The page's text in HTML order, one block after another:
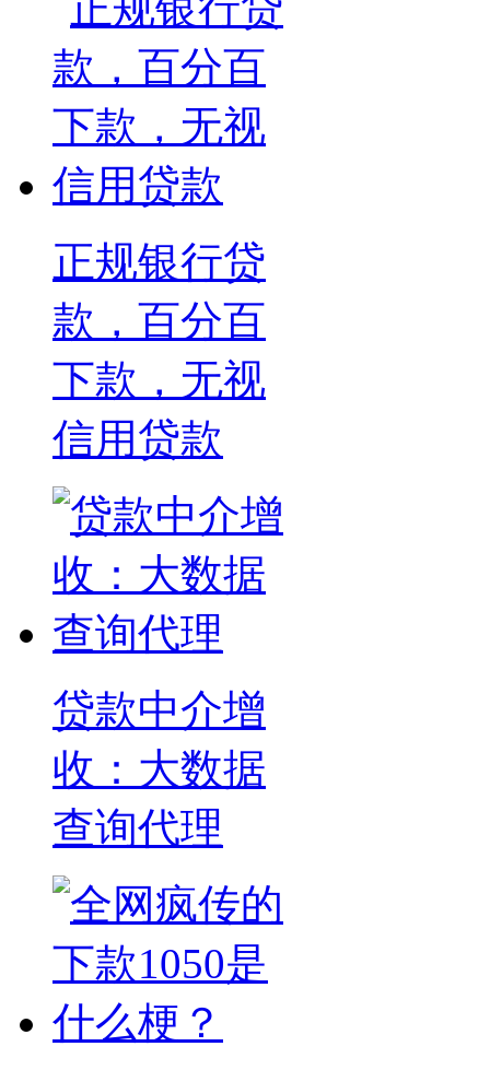
正规银行贷
款，百分百
下款，无视
信用贷款
贷款中介增
收：大数据
查询代理